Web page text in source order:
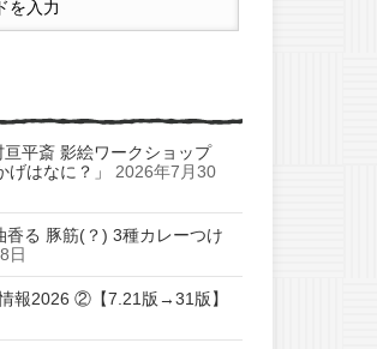
亘平斎 影絵ワークショップ
げはなに？」
2026年7月30
香る 豚筋(？) 3種カレーつけ
日
報2026 ②【7.21版→31版】